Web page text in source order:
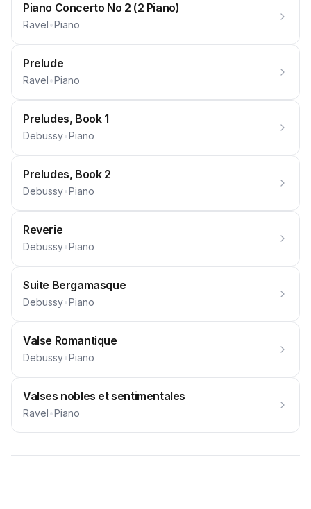
Piano Concerto No 2 (2 Piano)
Ravel•Piano
Prelude
Ravel•Piano
Preludes, Book 1
Debussy•Piano
Preludes, Book 2
Debussy•Piano
Reverie
Debussy•Piano
Suite Bergamasque
Debussy•Piano
Valse Romantique
Debussy•Piano
Valses nobles et sentimentales
Ravel•Piano